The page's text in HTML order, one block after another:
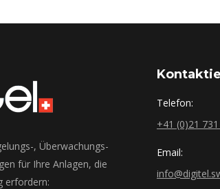
, Überwachungs-
für Ihre Anlagen, die
erfordern:
Telefon:
+41 (0)21
Email: